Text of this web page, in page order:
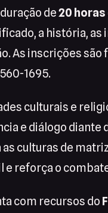
de20 horas
a história, as
As inscrições
1695.
culturais e
e diálogo diante
culturas de
e reforça o
com recursos do